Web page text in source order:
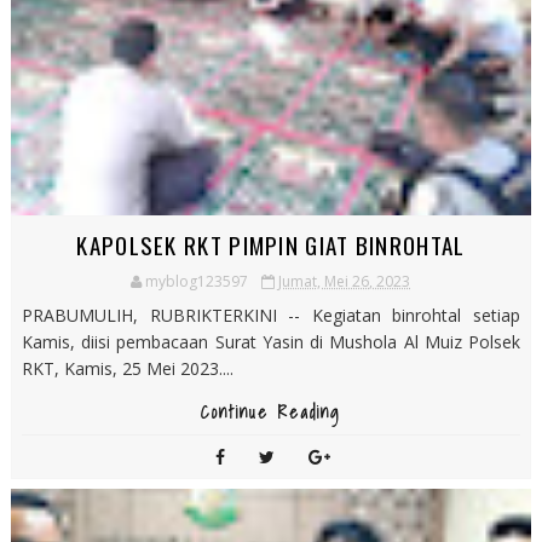
KAPOLSEK RKT PIMPIN GIAT BINROHTAL
myblog123597 Jumat, Mei 26, 2023
PRABUMULIH, RUBRIKTERKINI -- Kegiatan binrohtal setiap
Kamis, diisi pembacaan Surat Yasin di Mushola Al Muiz Polsek
RKT, Kamis, 25 Mei 2023....
Continue Reading